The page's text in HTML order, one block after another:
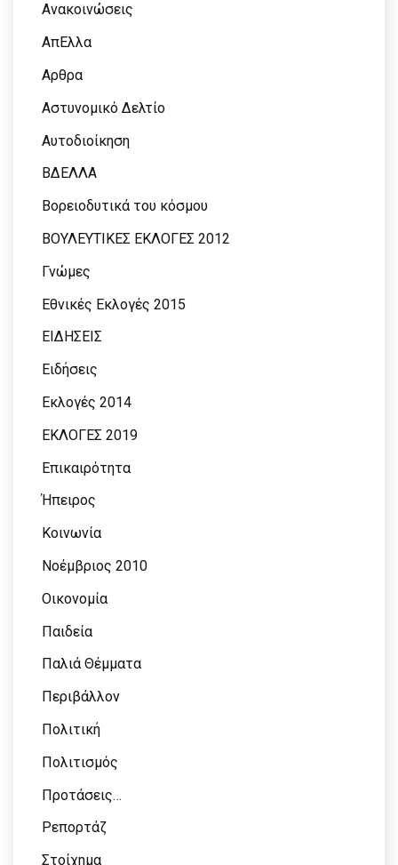
Ανακοινώσεις
ΑπΕλλα
Αρθρα
Αστυνομικό Δελτίο
Αυτοδιοίκηση
ΒΔΕΛΛΑ
Βορειοδυτικά του κόσμου
ΒΟΥΛΕΥΤΙΚΕΣ ΕΚΛΟΓΕΣ 2012
Γνώμες
Εθνικές Εκλογές 2015
ΕΙΔΗΣΕΙΣ
Ειδήσεις
Εκλογές 2014
ΕΚΛΟΓΕΣ 2019
Επικαιρότητα
Ήπειρος
Κοινωνία
Νοέμβριος 2010
Οικονομία
Παιδεία
Παλιά Θέμματα
Περιβάλλον
Πολιτική
Πολιτισμός
Προτάσεις…
Ρεπορτάζ
Στοίχημα